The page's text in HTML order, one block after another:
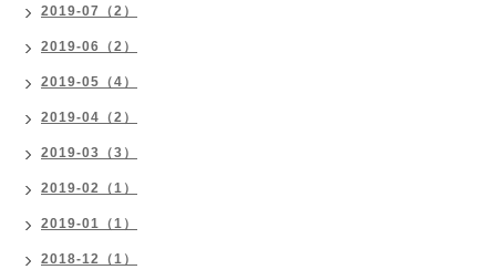
2019-07（2）
2019-06（2）
2019-05（4）
2019-04（2）
2019-03（3）
2019-02（1）
2019-01（1）
2018-12（1）